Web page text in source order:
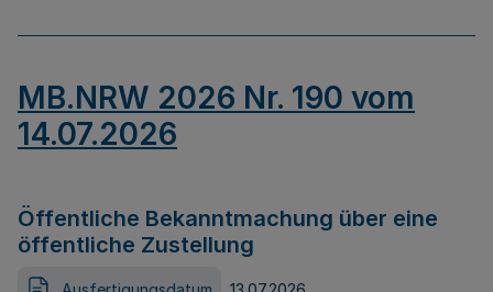
MB.NRW 2026 Nr. 190 vom
14.07.2026
Öffentliche Bekanntmachung über eine
öffentliche Zustellung